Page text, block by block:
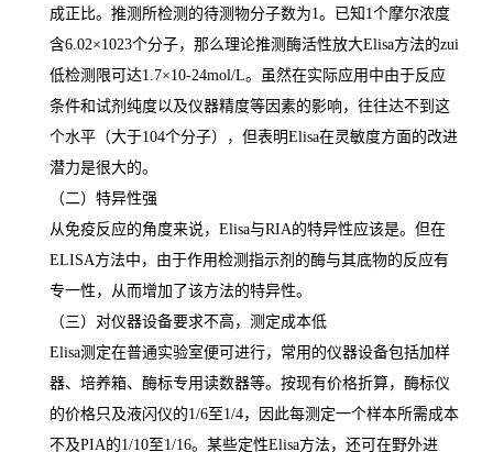
成正比。推测所检测的待测物分子数为1 。已知 1 个摩尔浓度
含6.02×1023个分子，那么理论推测酶活性放大Elisa方法的zui
低检测限可达1.7×10-24mol/L。虽然在实际应用中由于反应
条件和试剂纯度以及仪器精度等因素的影响，往往达不到这
个水平（大于104个分子），但表明Elisa在灵敏度方面的改进
潜力是很大的。
（二）特异性强
从免疫反应的角度来说， Elisa与RIA的特异性应该是。但在
ELISA方法中，由于作用检测指示剂的酶与其底物的反应有
专一性，从而增加了该方法的特异性。
（三）对仪器设备要求不高，测定成本低
Elisa测定在普通实验室便可进行，常用的仪器设备包括加样
器、培养箱、酶标专用读数器等。按现有价格折算，酶标仪
的价格只及液闪仪的1/6至1/4，因此每测定一个样本所需成本
不及PIA的1/10至1/16。某些定性Elisa方法，还可在野外进